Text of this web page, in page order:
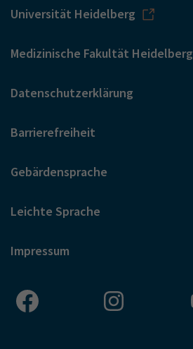
Universität Heidelberg
Medizinische Fakultät Heidelberg
Datenschutzerklärung
Barrierefreiheit
Gebärdensprache
Leichte Sprache
Impressum